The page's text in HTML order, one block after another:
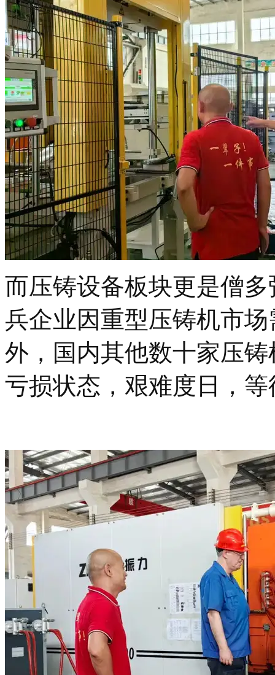
而压铸设备板块更是僧
兵企业因重型压铸机市
外，国内其他数十家压
亏损状态，艰难度日，